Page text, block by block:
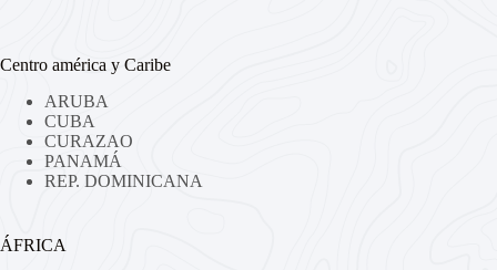
Centro américa y Caribe
ARUBA
CUBA
CURAZAO
PANAMÁ
REP. DOMINICANA
ÁFRICA